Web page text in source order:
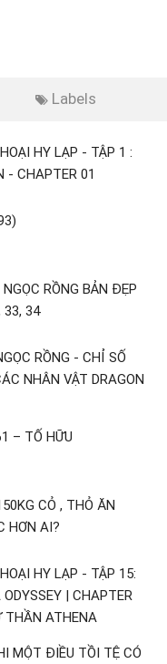
Labels
HY LẠP - TẬP 1 :
- CHAPTER 01
RỒNG BẢN ĐẸP
33, 34
RỒNG - CHỈ SỐ
NHÂN VẬT DRAGON
– TỐ HỮU
CỎ , THỎ ĂN
HƠN AI?
HY LẠP - TẬP 15:
| CHAPTER
THẦN ATHENA
MỘT ĐIỀU TỒI TỆ CÓ